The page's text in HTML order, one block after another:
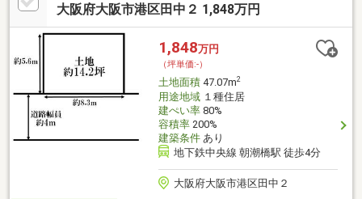
ができました！！SUUMOに載っていない物件も多数ございま
しております♪♪詳しくは下記リンクからご覧ください！
大阪府大阪市港区田中２ 1,848万円
1,848万円
（坪単価:-）
土地面積47.07m2
用途地域１種住居
建ぺい率80%
容積率200%
建築条件あり
地下鉄中央線 朝潮橋駅 徒歩4分
大阪府大阪市港区田中２